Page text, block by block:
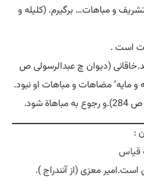
و مباهات… برگیرم. (کلیله و
است .
(دیوان چ عبدالرسولی ص
و مایه ٔ مضاهات و مباهات او نبود.
:
قیاس
معزی (از آنندراج ).